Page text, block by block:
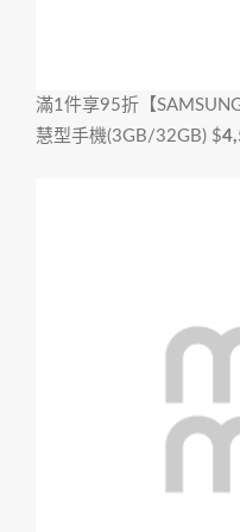
滿1件享95折 【
慧型手機(3GB/32GB) $